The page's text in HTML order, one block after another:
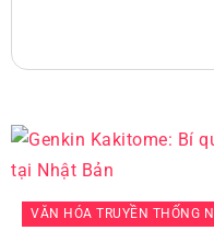
VĂN HÓA TRUYỀN THỐNG